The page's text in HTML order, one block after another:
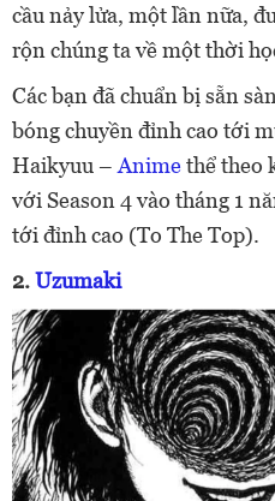
cầu nảy lửa, một lần nữa,
rộn chúng ta về một thời
Các bạn đã chuẩn bị sẵn
bóng chuyền đỉnh cao tới
Haikyuu –Animethể theo
với Season 4 vào tháng 1
tới đỉnh cao (To The Top).
2.Uzumaki